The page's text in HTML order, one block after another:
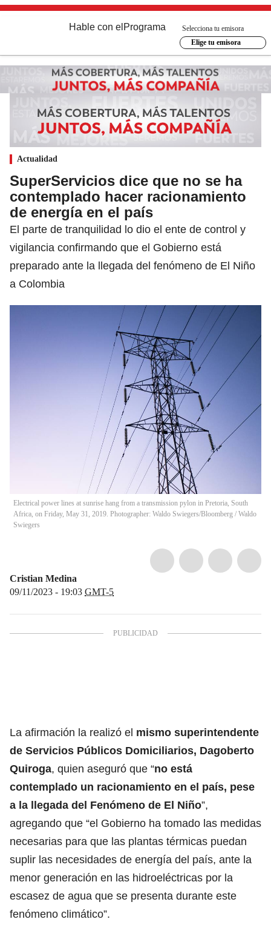
Hable con el Programa
Selecciona tu emisora
Elige tu emisora
Actualidad
SuperServicios dice que no se ha
contemplado hacer racionamiento
de energía en el país
El parte de tranquilidad lo dio el ente de control y
vigilancia confirmando que el Gobierno está
preparado ante la llegada del fenómeno de El Niño
a Colombia
Electrical power lines at sunrise hang from a transmission pylon in Pretoria, South
Africa, on Friday, May 31, 2019. Photographer: Waldo Swiegers/Bloomberg / Waldo
Swiegers
Cristian Medina
09/11/2023 - 19:03 GMT-5
La afirmación la realizó el mismo superintendente
de Servicios Públicos Domiciliarios, Dagoberto
Quiroga, quien aseguró que “no está
contemplado un racionamiento en el país, pese
a la llegada del Fenómeno de El Niño”,
agregando que “el Gobierno ha tomado las medidas
necesarias para que las plantas térmicas puedan
suplir las necesidades de energía del país, ante la
menor generación en las hidroeléctricas por la
escasez de agua que se presenta durante este
fenómeno climático”.